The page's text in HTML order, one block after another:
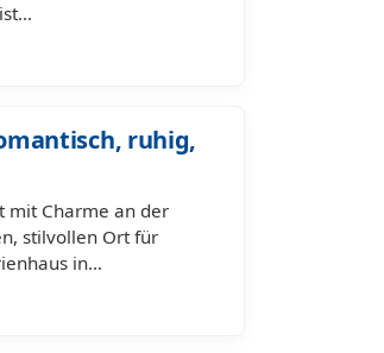
ruhig,
mit Charme an der
stilvollen Ort für
in…